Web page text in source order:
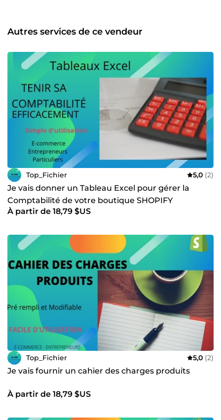
Autres services de ce vendeur
Top_Fichier 5,0 (2)
Je vais donner un Tableau Excel pour gérer la
Comptabilité de votre boutique SHOPIFY
À partir de 18,79 $US
Top_Fichier 5,0 (2)
Je vais fournir un cahier des charges produits
À partir de 18,79 $US